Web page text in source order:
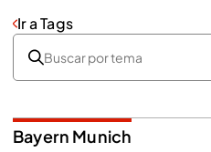
Ir a Tags
Bayern Munich